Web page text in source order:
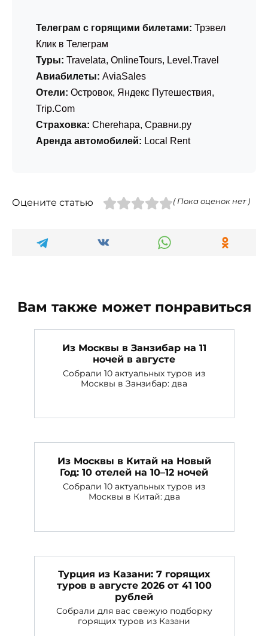
Телеграм с горящими билетами: Трэвел
Клик в Телеграм
Туры: Travelata, OnlineTours, Level.Travel
Авиабилеты: AviaSales
Отели: Островок, Яндекс Путешествия,
Trip.Com
Страховка: Cherehapa, Сравни.ру
Аренда автомобилей: Local Rent
Оцените статью ( Пока оценок нет )
Вам также может понравиться
Из Москвы в Занзибар на 11
ночей в августе
Собрали 10 актуальных туров из
Москвы в Занзибар: два
Из Москвы в Китай на Новый
Год: 10 отелей на 10–12 ночей
Собрали 10 актуальных туров из
Москвы в Китай: два
Турция из Казани: 7 горящих
туров в августе 2026 от 41 100
рублей
Собрали для вас свежую подборку
горящих туров из Казани